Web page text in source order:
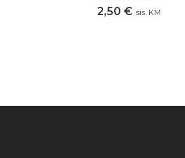
2,50 € sis. KM